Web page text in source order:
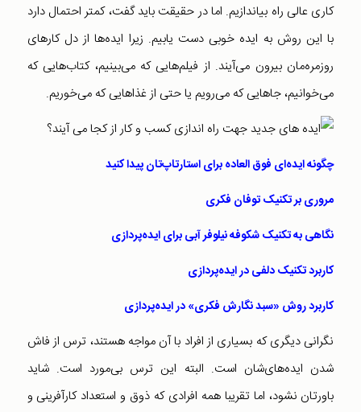
کاری عالی راه بیاندازیم. اما در حقیقت باید گفت، کمتر احتمال دارد
با این روش به ایده خوبی دست یابیم. زیرا ایده‌ها از دل کارهای
روزمره‌مان بیرون می‌آیند. از فیلم‌هایی که می‌بینیم، کتاب‌هایی که
می‌خوانیم، جاهایی که می‌رویم یا حتی از غذاهایی که می‌خوریم.
چگونه ایده‌‌ای فوق العاده برای استارتاپ‌تان پیدا کنید
مروری بر تکنیک توفان فکری
نگاهی به تکنیک شکوفه نیلوفر آبی برای ایده‌پردازی
کاربرد تکنیک دلفی در ایده‌پردازی
کاربرد روش «سبد نگارش فکری» در ایده‌پردازی
نگرانی دیگری که بسیاری از افراد با آن مواجه هستند، ترس از فاش
شدن ایده‌های‌شان است. البته این ترس بی‌مورد است. شاید
باورتان نشود، اما تقریبا همه افرادی که ذوق و استعداد کارآفرینی و